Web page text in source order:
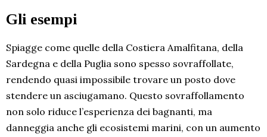
Gli esempi
Spiagge come quelle della Costiera Amalfitana, della
Sardegna e della Puglia sono spesso sovraffollate,
rendendo quasi impossibile trovare un posto dove
stendere un asciugamano. Questo sovraffollamento
non solo riduce l’esperienza dei bagnanti, ma
danneggia anche gli ecosistemi marini, con un aumento